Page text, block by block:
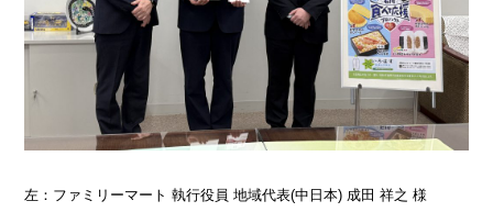
左：ファミリーマート 執行役員 地域代表(中日本) 成田 祥之 様